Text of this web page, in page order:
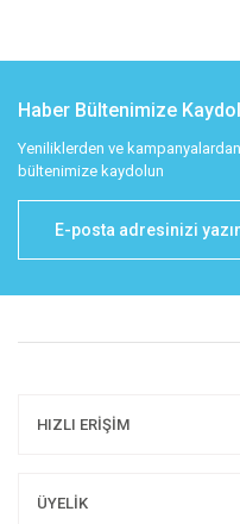
Haber Bültenimize
Yeniliklerden ve
bültenimize kaydolun
HIZLI ERİŞİM
ÜYELİK